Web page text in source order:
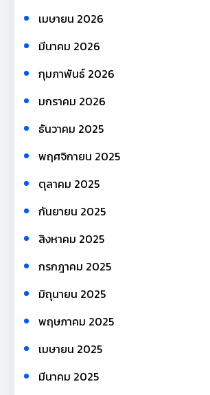
เมษายน 2026
มีนาคม 2026
กุมภาพันธ์ 2026
มกราคม 2026
ธันวาคม 2025
พฤศจิกายน 2025
ตุลาคม 2025
กันยายน 2025
สิงหาคม 2025
กรกฎาคม 2025
มิถุนายน 2025
พฤษภาคม 2025
เมษายน 2025
มีนาคม 2025